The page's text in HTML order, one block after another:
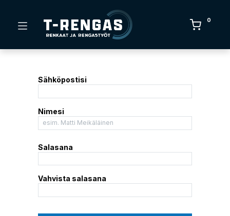
0
Sähköpostisi
Nimesi
Salasana
Vahvista salasana